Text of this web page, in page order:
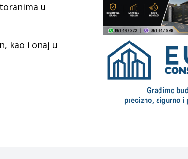
u
kao i onaj u